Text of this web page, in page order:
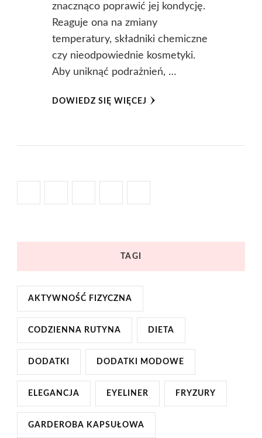
znacznąco poprawić jej kondycję.
Reaguje ona na zmiany
temperatury, składniki chemiczne
czy nieodpowiednie kosmetyki.
Aby uniknąć podrażnień, …
DOWIEDZ SIĘ WIĘCEJ
TAGI
AKTYWNOŚĆ FIZYCZNA
CODZIENNA RUTYNA DIETA
DODATKI DODATKI MODOWE
ELEGANCJA EYELINER FRYZURY
GARDEROBA KAPSUŁOWA